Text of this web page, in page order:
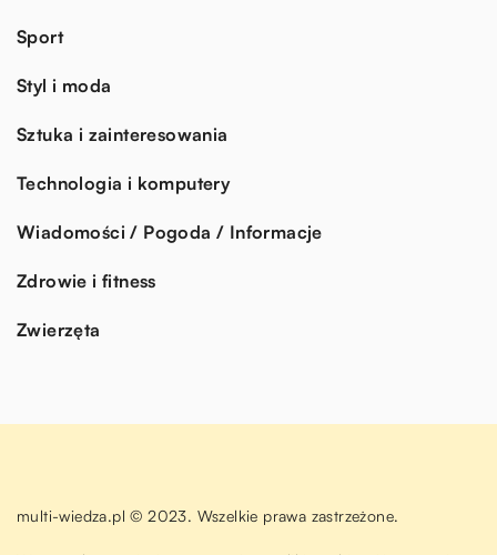
Sport
Styl i moda
Sztuka i zainteresowania
Technologia i komputery
Wiadomości / Pogoda / Informacje
Zdrowie i fitness
Zwierzęta
multi-wiedza.pl © 2023. Wszelkie prawa zastrzeżone.